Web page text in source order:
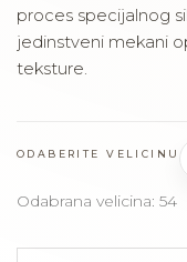
proces specijalnog
jedinstveni mekani
teksture.
ODABERITE VELICINU
Odabrana velicina: 54